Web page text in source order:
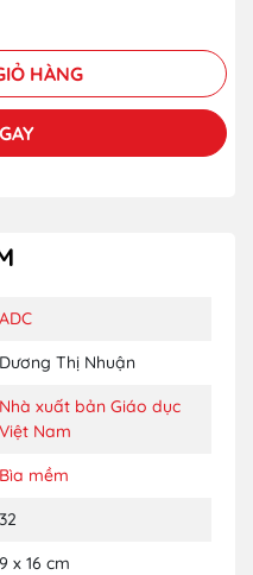
HÀNG
ADC
Dương Thị Nhuận
Nhà xuất bản Giáo dục
Việt Nam
Bìa mềm
32
9 x 16 cm